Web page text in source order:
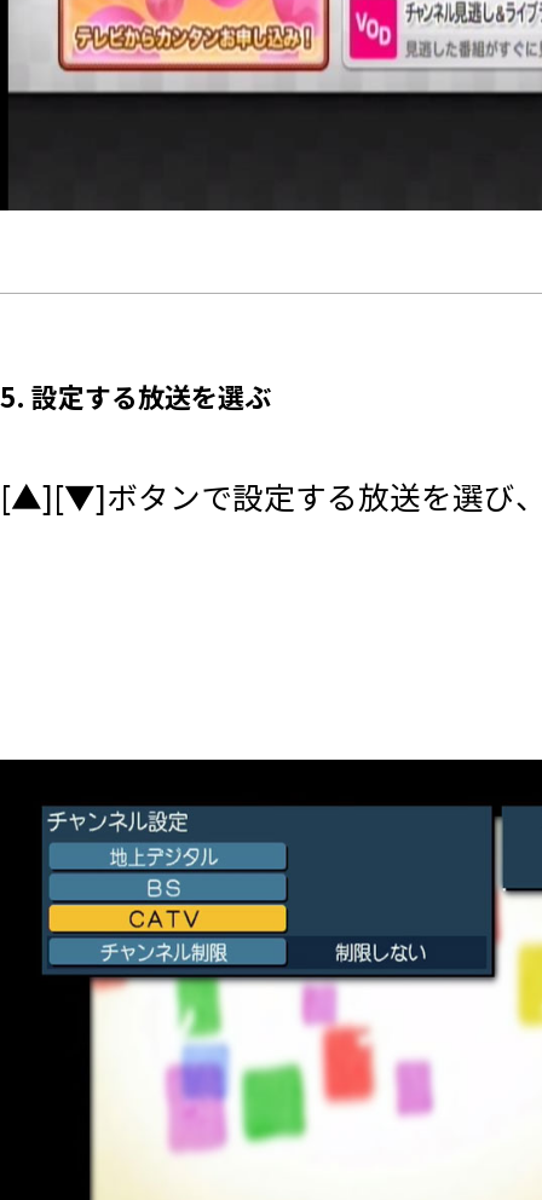
5. 設定する放送を選ぶ
[▲][▼]ボタンで設定する放送を選び